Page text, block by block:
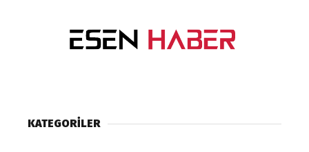
KATEGORİLER